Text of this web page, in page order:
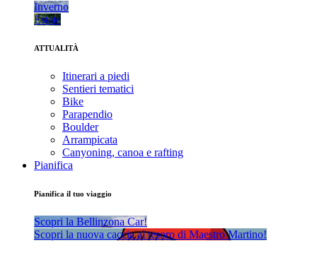
Inverno
Estate
ATTUALITÀ
Itinerari a piedi
Sentieri tematici
Bike
Parapendio
Boulder
Arrampicata
Canyoning, canoa e rafting
Pianifica
Pianifica il tuo viaggio
Scopri la Bellinzona Car!
Scopri la nuova caccia al tesoro di Maestro Martino!